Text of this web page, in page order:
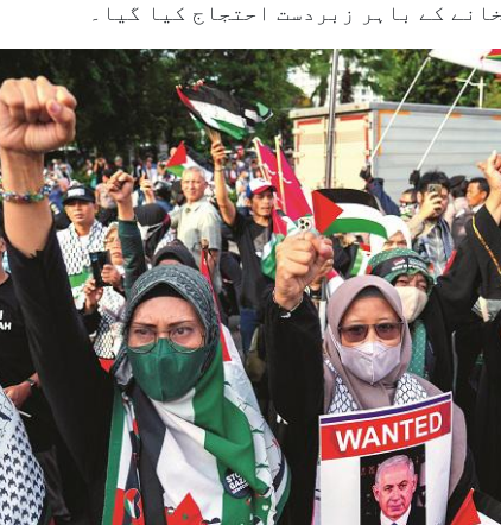
کے باہر زبردست احتجاج کیا گیا۔